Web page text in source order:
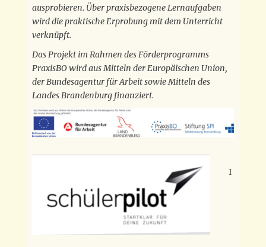
ausprobieren. Über praxisbezogene Lernaufgaben
wird die praktische Erprobung mit dem Unterricht
verknüpft.
Das Projekt im Rahmen des Förderprogramms
PraxisBO wird aus Mitteln der Europäischen Union,
der Bundesagentur für Arbeit sowie Mitteln des
Landes Brandenburg finanziert.
I